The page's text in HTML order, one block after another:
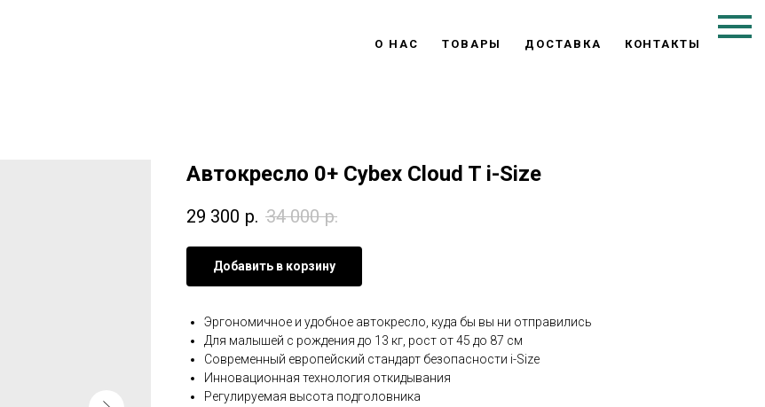
О НАС ТОВАРЫ ДОСТАВКА КОНТАКТЫ
Автокресло 0+ Cybex Cloud T i-Size
29 300 р. 34 000 р.
Добавить в корзину
Эргономичное и удобное автокресло, куда бы вы ни отправились
Для малышей с рождения до 13 кг, рост от 45 до 87 см
Современный европейский стандарт безопасности i-Size
Инновационная технология откидывания
Регулируемая высота подголовника